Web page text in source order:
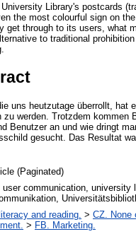
Library's postcards
the most colourful sign on
get through to its users, what
to traditional
uns heutzutage überrollt,
zu werden. Trotzdem
Benutzer an und wie dringt
gesucht. Das Resultat
(Paginated)
communication,
and reading. > CZ. None
> FB. Marketing.